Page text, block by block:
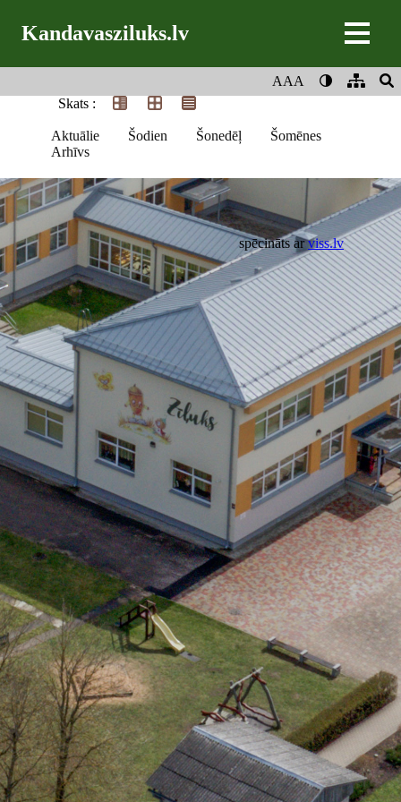
Kandavasziluks.lv
AAA
Skats :
Aktuālie Šodien Šonedēļ
Šomēnes
Arhīvs
spēcināts arviss.lv